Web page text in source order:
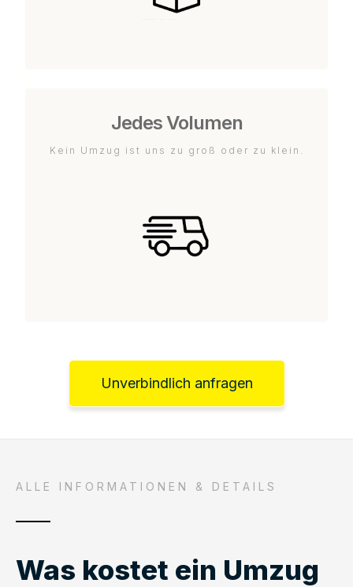
Jedes Volumen
Kein Umzug ist uns zu groß oder zu klein.
Unverbindlich anfragen
ALLE INFORMATIONEN & DETAILS
Was kostet ein Umzug